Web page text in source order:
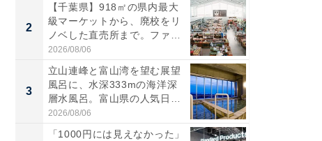
2
【千葉県】918㎡の県内最大
級マーケットから、廃校をリ
ノベした直売所まで。ファ
ー...
2026/08/06
3
立山連峰と富山湾を望む展望
風呂に、水深333mの海洋深
層水風呂。富山県の人気日
帰...
2026/08/06
「1000円には見えなかった」